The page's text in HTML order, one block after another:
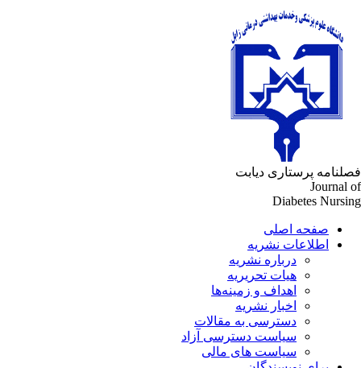
پرستاری دیابت
Journal
Diabetes
صفحه اصلی
اطلاعات نشریه
درباره نشریه
هیات تحریریه
اهداف و زمینه‌ها
اخبار نشریه
دسترسی به مقالات
سیاست دسترسی آزاد
سیاست های مالی